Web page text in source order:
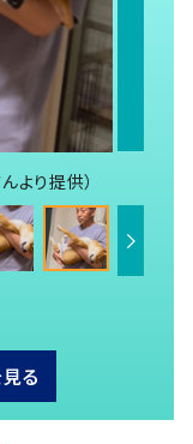
より提供）
る